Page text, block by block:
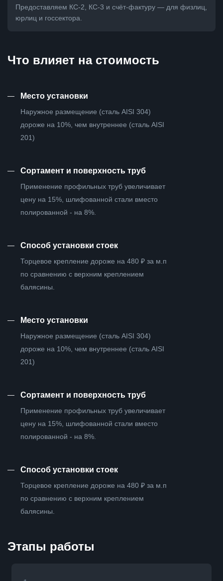
Предоставляем КС-2, КС-3 и счёт-фактуру — для физлиц,
юрлиц и госсектора.
Что влияет на стоимость
— Место установки
Наружное размещение (сталь AISI 304)
дороже на 10%, чем внутреннее (сталь AISI
201)
— Сортамент и поверхность труб
Применение профильных труб увеличивает
цену на 15%, шлифованной стали вместо
полированной - на 8%.
— Способ установки стоек
Торцевое крепление дороже на 480 ₽ за м.п
по сравнению с верхним креплением
балясины.
— Место установки
Наружное размещение (сталь AISI 304)
дороже на 10%, чем внутреннее (сталь AISI
201)
— Сортамент и поверхность труб
Применение профильных труб увеличивает
цену на 15%, шлифованной стали вместо
полированной - на 8%.
— Способ установки стоек
Торцевое крепление дороже на 480 ₽ за м.п
по сравнению с верхним креплением
балясины.
Этапы работы